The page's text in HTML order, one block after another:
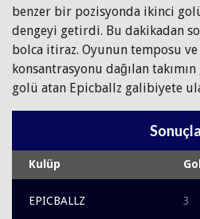
benzer bir pozisyonda ikinci
dengeyi getirdi. Bu dakikadan
bolca itiraz. Oyunun temposu
konsantrasyonu dağılan
golü atan Epicballz galibiyete
Kulüp
EPICBALLZ 3